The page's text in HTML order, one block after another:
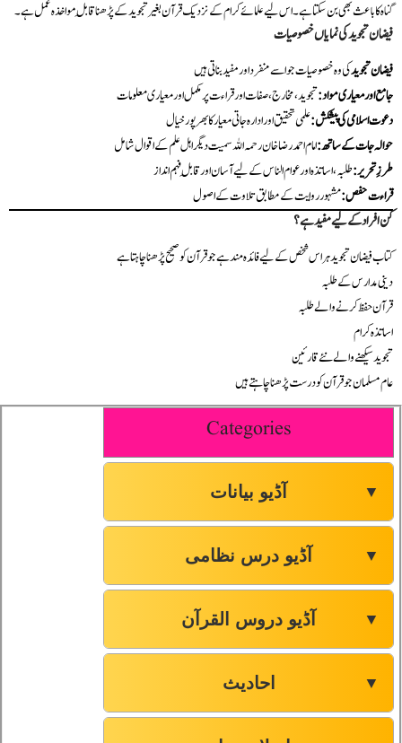
گناہ کا باعث بھی بن سکتا ہے۔ اس لیے علمائے کرام کے نزدیک قرآن بغیر تجوید کے پڑھنا قابلِ مواخذہ عمل ہے۔
فیضان تجوید کی نمایاں خصوصیات
فیضان تجویدکی وہ خصوصیات جو اسے منفرد اور مفید بناتی ہیں
جامع اور معیاری مواد:تجوید، مخارج، صفات اور قراءت پر مکمل اور معیاری معلومات
دعوت اسلامی کی پیشکش:علمی تحقیق اور ادارہ جاتی معیار کا بھرپور خیال
حوالہ جات کے ساتھ:امام احمد رضا خان رحمہ اللہ سمیت دیگر اہل علم کے اقوال شامل
طرزِ تحریر:طلبہ، اساتذہ اور عوام الناس کے لیے آسان اور قابلِ فہم انداز
قراءت حفص:مشہور روایت کے مطابق تلاوت کے اصول
کن افراد کے لیے مفید ہے؟
کتاب فیضان تجوید ہر اس شخص کے لیے فائدہ مند ہے جو قرآن کو صحیح پڑھنا چاہتا ہے
دینی مدارس کے طلبہ
قرآن حفظ کرنے والے طلبہ
اساتذہ کرام
تجوید سیکھنے والے نئے قارئین
عام مسلمان جو قرآن کو درست پڑھنا چاہتے ہیں
Categories
آڈیو بیانات ▼
آڈیو درس نظامی ▼
آڈیو دروس القرآن ▼
احادیث ▼